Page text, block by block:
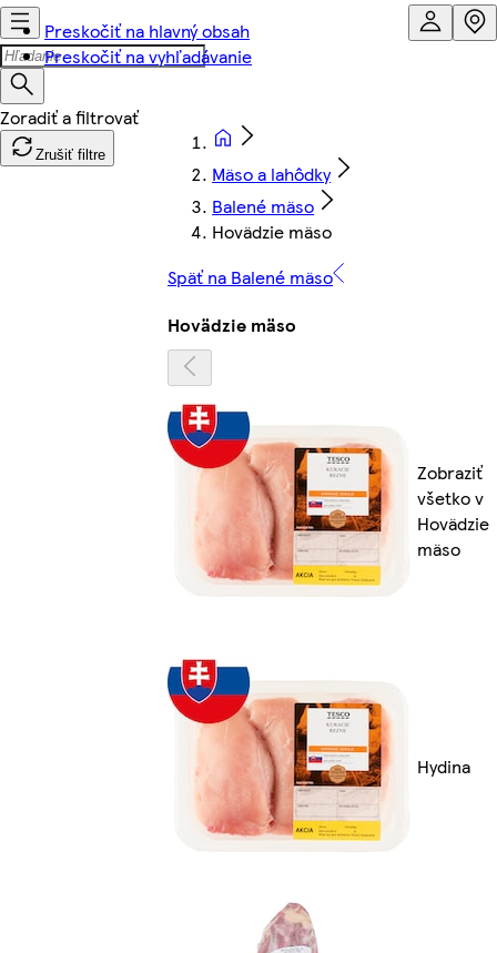
Preskočiť na hlavný obsah
Preskočiť na vyhľadávanie
Zrušiť filtre
Mäso a lahôdky
Balené mäso
Hovädzie mäso
Späť na Balené mäso
Hovädzie mäso
Zobraziť
všetko v
Hovädzie
mäso
Hydina